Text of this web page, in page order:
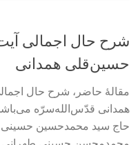
شرح حال اجمالی
حسین‌قلی همدانی
مقالۀ حاضر، شرح حال
همدانی قدّس‌الله‌سرّه
حاج سید محمدحسین حسینی